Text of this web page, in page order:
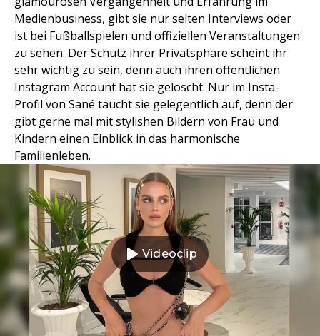
Medienbusiness, gibt sie nur selten Interviews oder
ist bei Fußballspielen und offiziellen Veranstaltungen
zu sehen. Der Schutz ihrer Privatsphäre scheint ihr
sehr wichtig zu sein, denn auch ihren öffentlichen
Instagram Account hat sie gelöscht. Nur im Insta-
Profil von Sané taucht sie gelegentlich auf, denn der
gibt gerne mal mit stylishen Bildern von Frau und
Kindern einen Einblick in das harmonische
Familienleben.
Videoclip